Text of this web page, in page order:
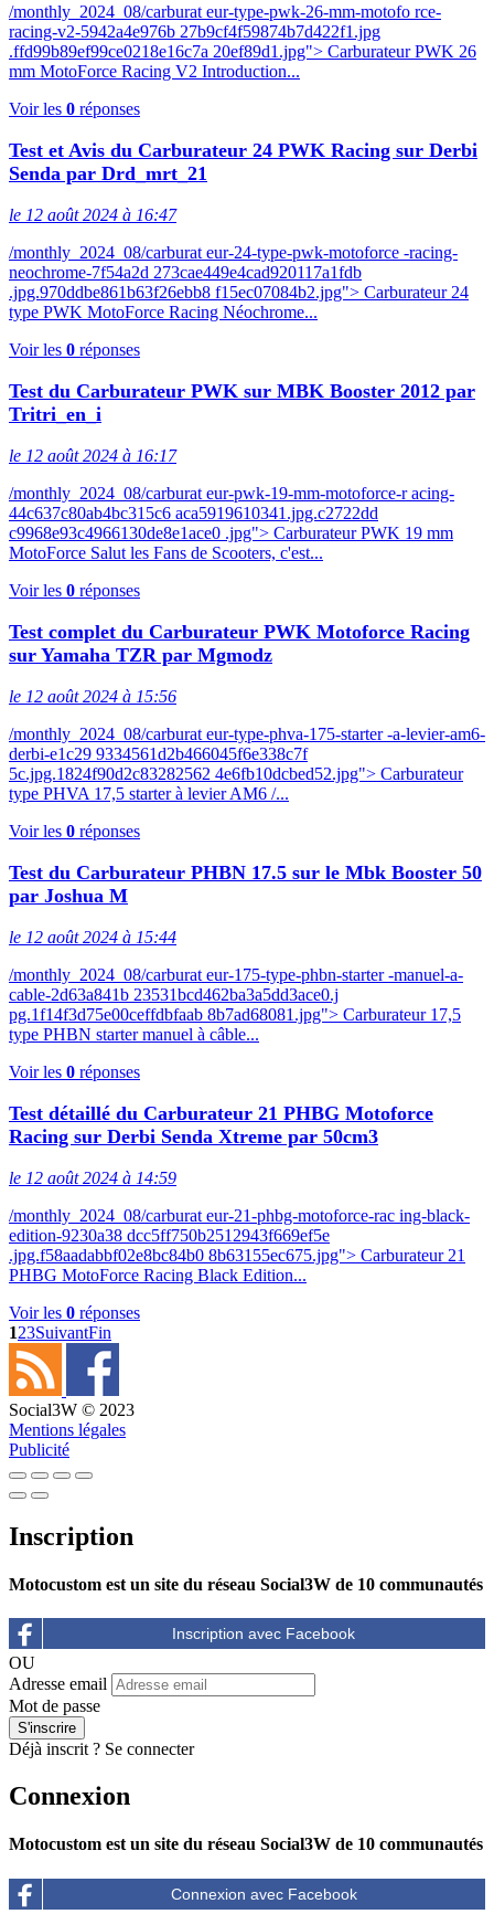
/monthly_2024_08/carburat eur-type-pwk-26-mm-motofo rce-
racing-v2-5942a4e976b 27b9cf4f59874b7d422f1.jpg
.ffd99b89ef99ce0218e16c7a 20ef89d1.jpg"> Carburateur PWK 26
mm MotoForce Racing V2 Introduction...
Voir les 0 réponses
Test et Avis du Carburateur 24 PWK Racing sur Derbi
Senda par Drd_mrt_21
le 12 août 2024 à 16:47
/monthly_2024_08/carburat eur-24-type-pwk-motoforce -racing-
neochrome-7f54a2d 273cae449e4cad920117a1fdb
.jpg.970ddbe861b63f26ebb8 f15ec07084b2.jpg"> Carburateur 24
type PWK MotoForce Racing Néochrome...
Voir les 0 réponses
Test du Carburateur PWK sur MBK Booster 2012 par
Tritri_en_i
le 12 août 2024 à 16:17
/monthly_2024_08/carburat eur-pwk-19-mm-motoforce-r acing-
44c637c80ab4bc315c6 aca5919610341.jpg.c2722dd
c9968e93c4966130de8e1ace0 .jpg"> Carburateur PWK 19 mm
MotoForce Salut les Fans de Scooters, c'est...
Voir les 0 réponses
Test complet du Carburateur PWK Motoforce Racing
sur Yamaha TZR par Mgmodz
le 12 août 2024 à 15:56
/monthly_2024_08/carburat eur-type-phva-175-starter -a-levier-am6-
derbi-e1c29 9334561d2b466045f6e338c7f
5c.jpg.1824f90d2c83282562 4e6fb10dcbed52.jpg"> Carburateur
type PHVA 17,5 starter à levier AM6 /...
Voir les 0 réponses
Test du Carburateur PHBN 17.5 sur le Mbk Booster 50
par Joshua M
le 12 août 2024 à 15:44
/monthly_2024_08/carburat eur-175-type-phbn-starter -manuel-a-
cable-2d63a841b 23531bcd462ba3a5dd3ace0.j
pg.1f14f3d75e00ceffdbfaab 8b7ad68081.jpg"> Carburateur 17,5
type PHBN starter manuel à câble...
Voir les 0 réponses
Test détaillé du Carburateur 21 PHBG Motoforce
Racing sur Derbi Senda Xtreme par 50cm3
le 12 août 2024 à 14:59
/monthly_2024_08/carburat eur-21-phbg-motoforce-rac ing-black-
edition-9230a38 dcc5ff750b2512943f669ef5e
.jpg.f58aadabbf02e8bc84b0 8b63155ec675.jpg"> Carburateur 21
PHBG MotoForce Racing Black Edition...
Voir les 0 réponses
123SuivantFin
Social3W © 2023
Mentions légales
Publicité
Inscription
Motocustom est un site du réseau Social3W de 10 communautés
OU
Adresse email
Mot de passe
Déjà inscrit ? Se connecter
Connexion
Motocustom est un site du réseau Social3W de 10 communautés